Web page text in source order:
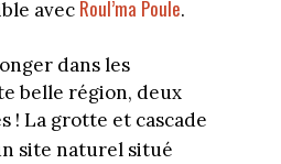
avec Roul’ma Poule.
dans les
belle région, deux
! La grotte et cascade
site naturel situé